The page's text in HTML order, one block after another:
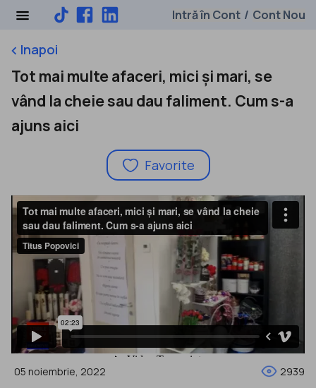
Intră în Cont / Cont Nou
keyboard_arrow_leftInapoi
Tot mai multe afaceri, mici și mari, se
vând la cheie sau dau faliment. Cum s-a
ajuns aici
Favorite
05 noiembrie, 2022 2939